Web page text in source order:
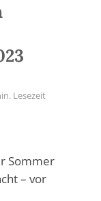
Lesezeit
Sommer
– vor